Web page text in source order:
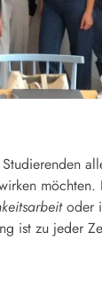
oder
ist zu jeder